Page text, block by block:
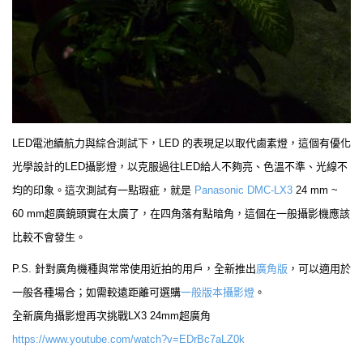
LED電池續航力與綜合測試下，LED 的表現足以取代鹵素燈，這個有優化
光學設計的LED攝影燈，以克服過往LED給人不夠亮、色溫不準、光線不
均的印象。這次測試有一點瑕疵，就是 Panasonic DMC-LX3 24 mm ~
60 mm超廣鏡頭實在太廣了，在四角落有點暗角，這個在一般攝影機應該
比較不會發生。
P.S. 針對廣角機種與常常使用近拍的用戶，全新推出廣角版 ，可以適用於
一般各種場合；如需較遠距離可選購一般版本攝影燈 。
全新廣角攝影燈再次挑戰LX3 24mm超廣角
https://www.youtube.com/watch?v=EDrBc7aLZ0k